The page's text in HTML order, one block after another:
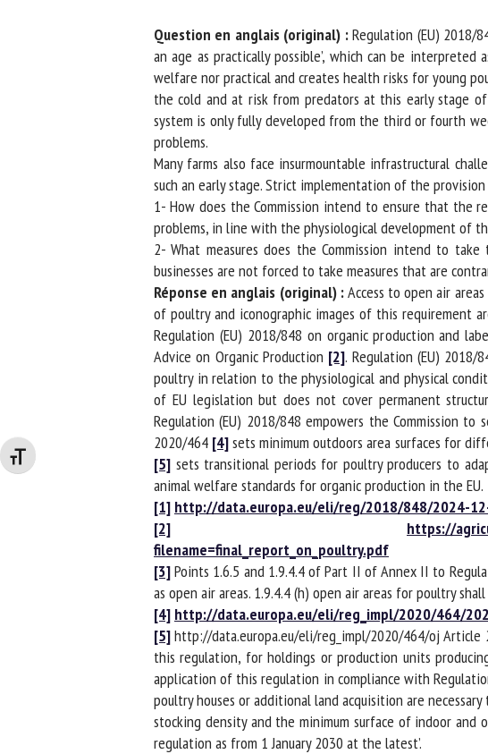
Changer la taille de la police
Question en anglais (original) : Regulation (EU) 2018/
an age as practically possible’, which can be
welfare nor practical and creates health risks for young
the cold and at risk from predators at this early stage
system is only fully developed from the third or fourth
problems.
Many farms also face insurmountable infrastructural
such an early stage. Strict implementation of the
1- How does the Commission intend to ensure that the
problems, in line with the physiological development of
2- What measures does the Commission intend to
businesses are not forced to take measures that are
Réponse en anglais (original) : Access to open air
of poultry and iconographic images of this requirement
Regulation (EU) 2018/848 on organic production and
Advice on Organic Production[2]. Regulation (EU) 2018/
poultry in relation to the physiological and physical
of EU legislation but does not cover permanent
Regulation (EU) 2018/848 empowers the Commission
2020/464[4]sets minimum outdoors area surfaces for
[5]sets transitional periods for poultry producers to
animal welfare standards for organic production in the EU.
[1]http://data.europa.eu/eli/reg/2018/848/2024-12-
[2]
https://
filename=final_report_on_poultry.pdf
[3]Points 1.6.5 and 1.9.4.4 of Part II of Annex II to
as open air areas. 1.9.4.4 (h) open air areas for poultry
[4]http://data.europa.eu/eli/reg_impl/2020/464/
[5]http://data.europa.eu/eli/reg_impl/2020/464/oj Article
this regulation, for holdings or production units
application of this regulation in compliance with
poultry houses or additional land acquisition are
stocking density and the minimum surface of indoor
regulation as from 1 January 2030 at the latest’.